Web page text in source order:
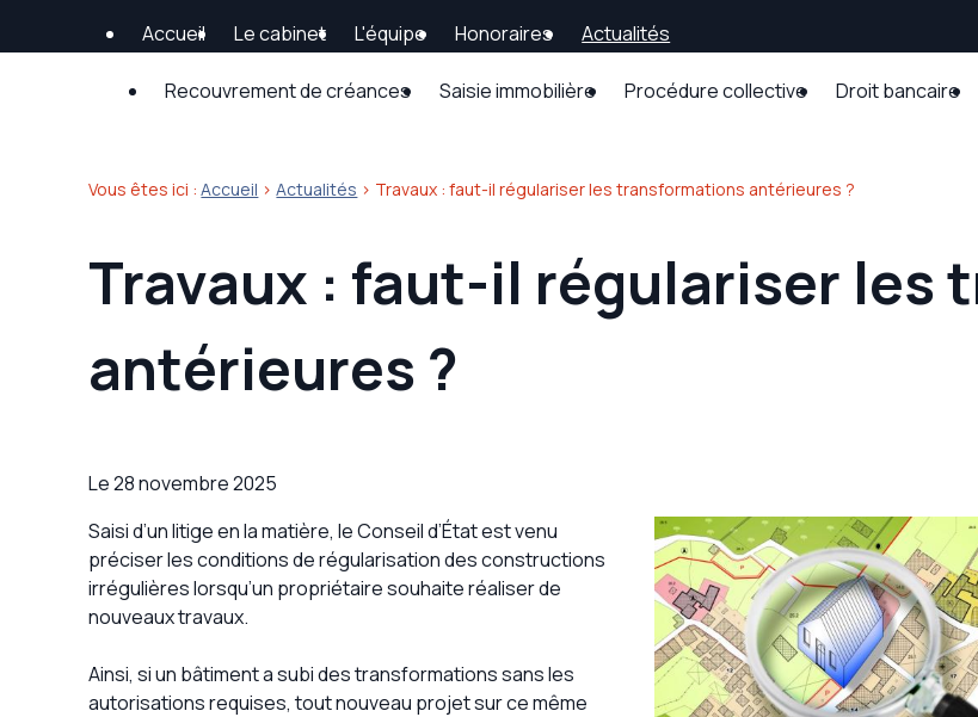
Accueil Le cabinet L'équipe Honoraires Actualités
Recouvrement de créances Saisie immobilière Procédure collective Droit bancaire
Vous êtes ici : Accueil >Actualités > Travaux : faut-il régulariser les transformations antérieures ?
Travaux : faut-il régulariser les
antérieures ?
Le28 novembre 2025
Saisi d’un litige en la matière, le Conseil d’État est venu
préciser les conditions de régularisation des constructions
irrégulières lorsqu’un propriétaire souhaite réaliser de
nouveaux travaux.
Ainsi, si un bâtiment a subi des transformations sans les
autorisations requises, tout nouveau projet sur ce même